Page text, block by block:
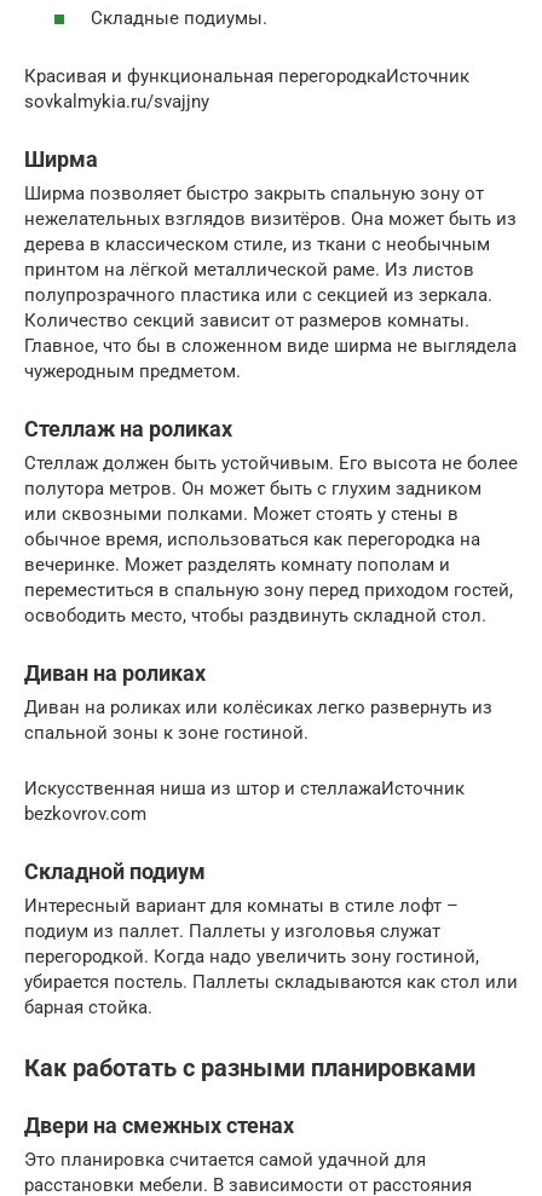
Складные подиумы.
Красивая и функциональная перегородкаИсточник
sovkalmykia.ru/svajjny
Ширма
Ширма позволяет быстро закрыть спальную зону от
нежелательных взглядов визитёров. Она может быть из
дерева в классическом стиле, из ткани с необычным
принтом на лёгкой металлической раме. Из листов
полупрозрачного пластика или с секцией из зеркала.
Количество секций зависит от размеров комнаты.
Главное, что бы в сложенном виде ширма не выглядела
чужеродным предметом.
Стеллаж на роликах
Стеллаж должен быть устойчивым. Его высота не более
полутора метров. Он может быть с глухим задником
или сквозными полками. Может стоять у стены в
обычное время, использоваться как перегородка на
вечеринке. Может разделять комнату пополам и
переместиться в спальную зону перед приходом гостей,
освободить место, чтобы раздвинуть складной стол.
Диван на роликах
Диван на роликах или колёсиках легко развернуть из
спальной зоны к зоне гостиной.
Искусственная ниша из штор и стеллажаИсточник
bezkovrov.com
Складной подиум
Интересный вариант для комнаты в стиле лофт –
подиум из паллет. Паллеты у изголовья служат
перегородкой. Когда надо увеличить зону гостиной,
убирается постель. Паллеты складываются как стол или
барная стойка.
Как работать с разными планировками
Двери на смежных стенах
Это планировка считается самой удачной для
расстановки мебели. В зависимости от расстояния